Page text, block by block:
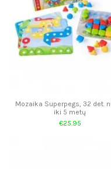
Mozaika Superpegs, 32 det.
iki 5 metų
€25.95